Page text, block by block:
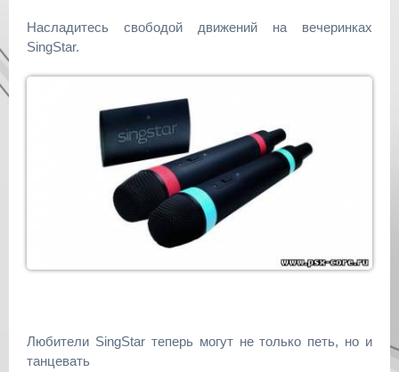
Насладитесь свободой движений на вечеринках
SingStar.
Любители SingStar теперь могут не только петь, но и
танцевать